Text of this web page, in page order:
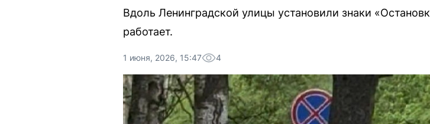
Вдоль Ленинградской улицы установили знаки
работает.
1 июня, 2026, 15:47 4